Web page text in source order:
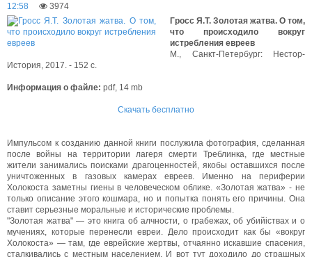
12:58
3974
Гросс Я.Т. Золотая жатва. О том,
что происходило вокруг
истребления евреев
М., Санкт-Петербург: Нестор-
История, 2017. - 152 с.
Информация о файле: pdf, 14 mb
Скачать бесплатно
Импульсом к созданию данной книги послужила фотография, сделанная
после войны на территории лагеря смерти Треблинка, rде местные
жители занимались поисками драгоценностей, якобы оставшихся после
уничтоженных в газовых камерах евреев. Именно на периферии
Холокоста заметны гиены в человеческом облике. «Золотая жатва» - не
только описание этого кошмара, но и попытка понять его причины. Она
ставит серьезные моральные и исторические проблемы.
"Золотая жатва" — это книга об алчности, о грабежах, об убийіствах и о
мучениях, которые перенесли евреи. Дело происходит как бы «вокруг
Холокоста» — там, где еврейские жертвы, отчаянно искавшие спасения,
сталкивались с местным населением. И вот тут доходило до страшных